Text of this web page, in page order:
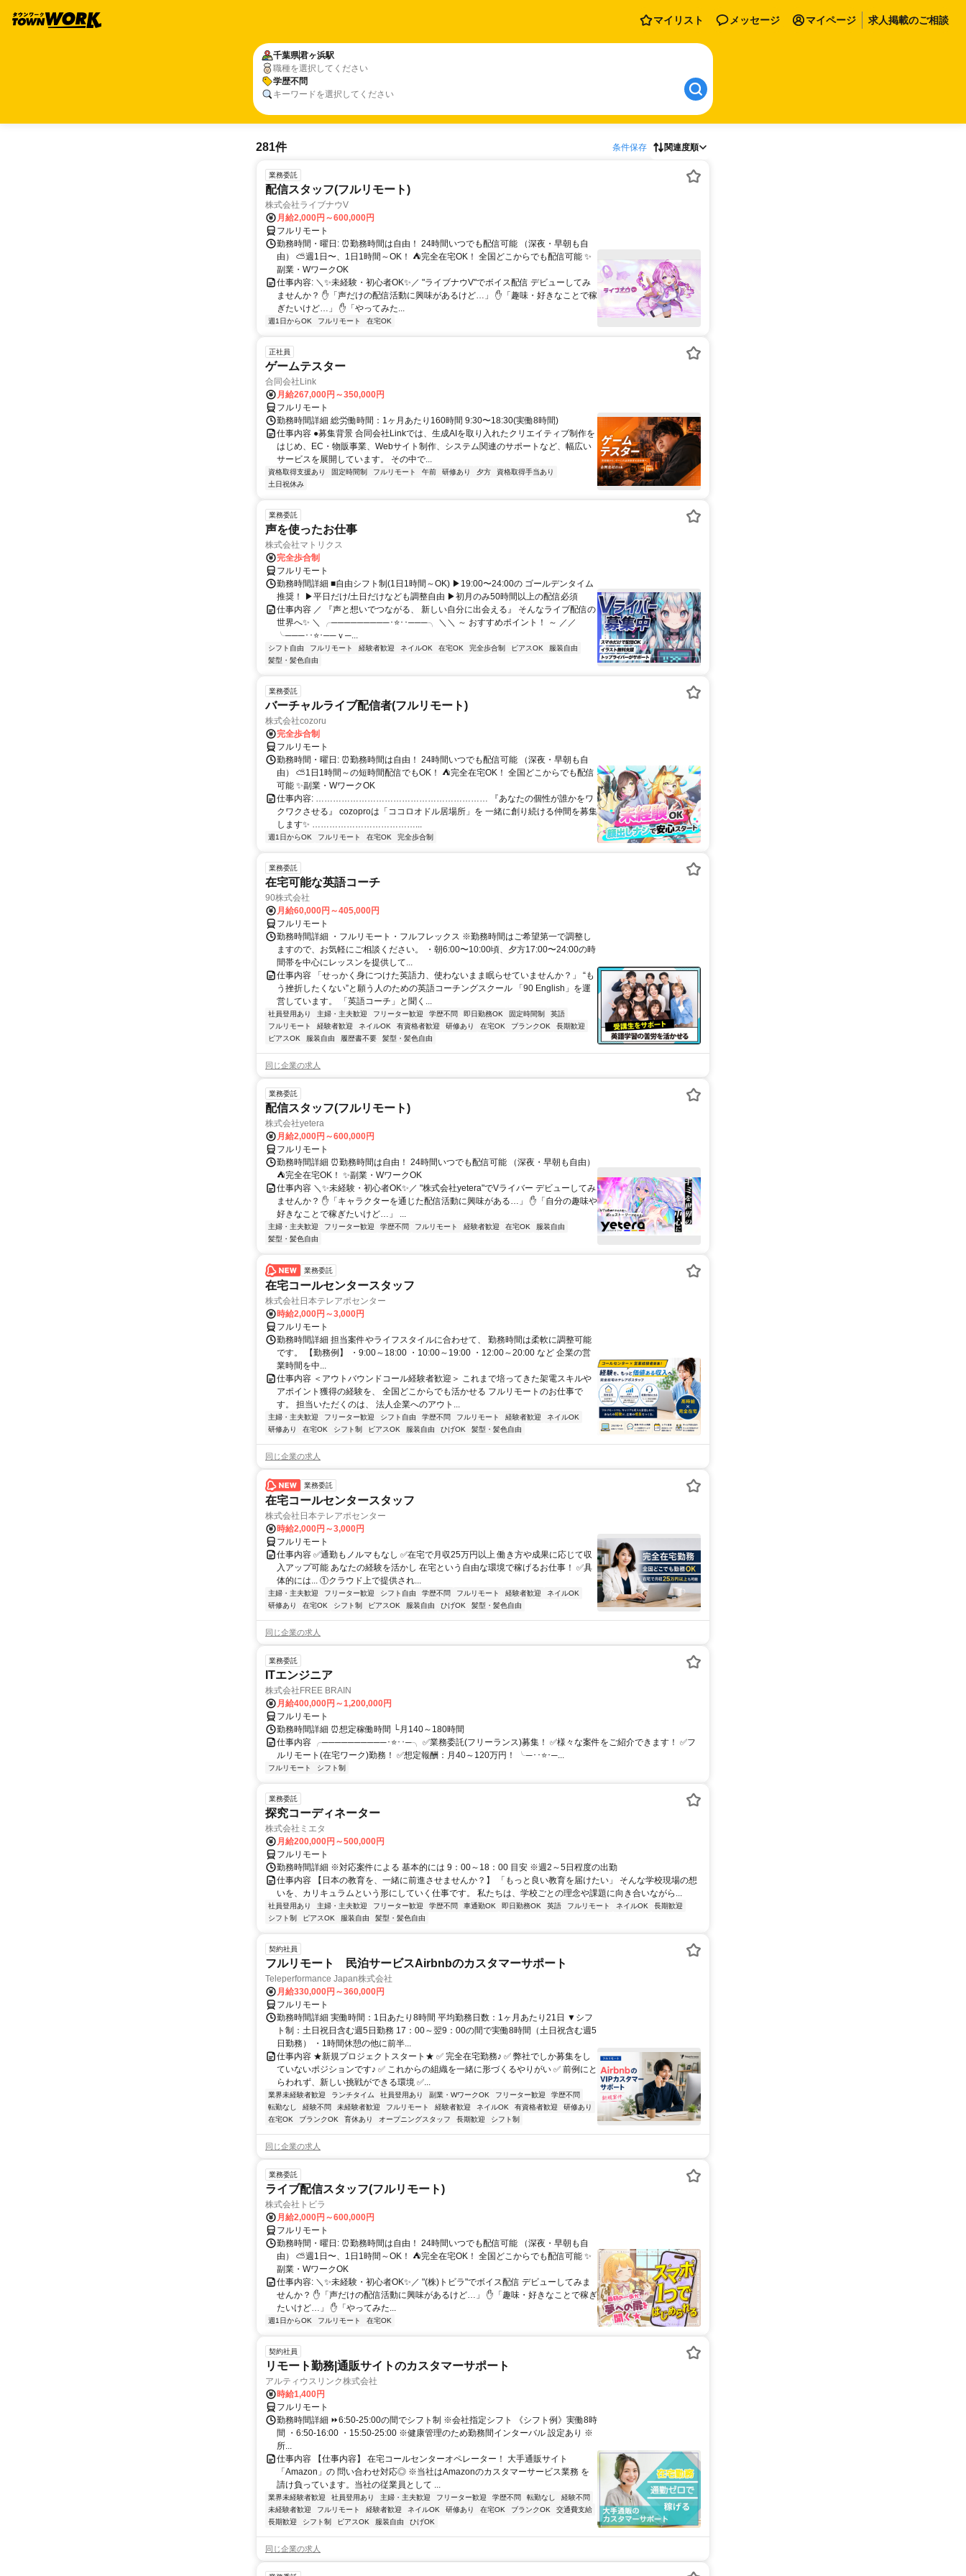
マイリスト メッセージ マイページ 求人掲載のご相談
千葉県君ヶ浜駅
職種を選択してください
学歴不問
キーワードを選択してください
281件 条件保存 関連度順
業務委託
配信スタッフ(フルリモート)
株式会社ライブナウV
月給2,000円～600,000円
フルリモート
勤務時間・曜日: ⏰勤務時間は自由！ 24時間いつでも配信可能 （深夜・早朝も自
由） ⛅週1日〜、1日1時間～OK！ ⛺完全在宅OK！ 全国どこからでも配信可能 ✨
副業・WワークOK
仕事内容: ＼✨未経験・初心者OK✨／ "ライブナウV"でボイス配信 デビューしてみ
ませんか？ ✋「声だけの配信活動に興味があるけど…」 ✋「趣味・好きなことで稼
ぎたいけど…」 ✋「やってみた...
週1日からOK フルリモート 在宅OK
正社員
ゲームテスター
合同会社Link
月給267,000円～350,000円
フルリモート
勤務時間詳細 総労働時間：1ヶ月あたり160時間 9:30〜18:30(実働8時間)
仕事内容 ●募集背景 合同会社Linkでは、生成AIを取り入れたクリエイティブ制作を
はじめ、EC・物販事業、Webサイト制作、システム関連のサポートなど、幅広い
サービスを展開しています。 その中で...
資格取得支援あり 固定時間制 フルリモート 午前 研修あり 夕方
資格取得手当あり
土日祝休み
業務委託
声を使ったお仕事
株式会社マトリクス
完全歩合制
フルリモート
勤務時間詳細 ■自由シフト制(1日1時間～OK) ▶19:00〜24:00の ゴールデンタイム
推奨！ ▶平日だけ/土日だけなども調整自由 ▶初月のみ50時間以上の配信必須
仕事内容 ／ 『声と想いでつながる、 新しい自分に出会える』 そんなライブ配信の
世界へ✨ ＼ ╭─────────･⭐･･───╮ ＼＼ ～ おすすめポイント！ ～ ／／
╰───･･⭐･──ｖ─...
シフト自由 フルリモート 経験者歓迎 ネイルOK 在宅OK 完全歩合制 ピアスOK
服装自由
髪型・髪色自由
業務委託
バーチャルライブ配信者(フルリモート)
株式会社cozoru
完全歩合制
フルリモート
勤務時間・曜日: ⏰勤務時間は自由！ 24時間いつでも配信可能 （深夜・早朝も自
由） ⛅1日1時間～の短時間配信でもOK！ ⛺完全在宅OK！ 全国どこからでも配信
可能 ✨副業・WワークOK
仕事内容: …………………………………………………… 『あなたの個性が誰かをワ
クワクさせる』 cozoproは「ココロオドル居場所」を 一緒に創り続ける仲間を募集
します✨ ………………………………...
週1日からOK フルリモート 在宅OK 完全歩合制
業務委託
在宅可能な英語コーチ
90株式会社
月給60,000円～405,000円
フルリモート
勤務時間詳細 ・フルリモート・フルフレックス ※勤務時間はご希望第一で調整し
ますので、お気軽にご相談ください。 ・朝6:00〜10:00頃、夕方17:00〜24:00の時
間帯を中心にレッスンを提供して...
仕事内容 「せっかく身につけた英語力、使わないまま眠らせていませんか？」 “も
う挫折したくない”と願う人のための英語コーチングスクール 「90 English」を運
営しています。 「英語コーチ」と聞く...
社員登用あり 主婦・主夫歓迎 フリーター歓迎 学歴不問 即日勤務OK 固定時間制
英語
フルリモート
経験者歓迎 ネイルOK 有資格者歓迎 研修あり 在宅OK ブランクOK
長期歓迎
ピアスOK
服装自由 履歴書不要 髪型・髪色自由
同じ企業の求人
業務委託
配信スタッフ(フルリモート)
株式会社yetera
月給2,000円～600,000円
フルリモート
勤務時間詳細 ⏰勤務時間は自由！ 24時間いつでも配信可能 （深夜・早朝も自由）
⛺完全在宅OK！ ✨副業・WワークOK
仕事内容 ＼✨未経験・初心者OK✨／ "株式会社yetera"でVライバー デビューしてみ
ませんか？ ✋「キャラクターを通じた配信活動に興味がある…」 ✋「自分の趣味や
好きなことで稼ぎたいけど…」 ...
主婦・主夫歓迎 フリーター歓迎 学歴不問 フルリモート 経験者歓迎 在宅OK
服装自由
髪型・髪色自由
業務委託
在宅コールセンタースタッフ
株式会社日本テレアポセンター
時給2,000円～3,000円
フルリモート
勤務時間詳細 担当案件やライフスタイルに合わせて、 勤務時間は柔軟に調整可能
です。 【勤務例】 ・9:00～18:00 ・10:00～19:00 ・12:00～20:00 など 企業の営
業時間を中...
仕事内容 ＜アウトバウンドコール経験者歓迎＞ これまで培ってきた架電スキルや
アポイント獲得の経験を、 全国どこからでも活かせる フルリモートのお仕事で
す。 担当いただくのは、 法人企業へのアウト...
主婦・主夫歓迎 フリーター歓迎 シフト自由 学歴不問 フルリモート 経験者歓迎
ネイルOK
研修あり
在宅OK シフト制 ピアスOK 服装自由 ひげOK 髪型・髪色自由
同じ企業の求人
業務委託
在宅コールセンタースタッフ
株式会社日本テレアポセンター
時給2,000円～3,000円
フルリモート
仕事内容 ✅通勤もノルマもなし ✅在宅で月収25万円以上 働き方や成果に応じて収
入アップ可能 あなたの経験を活かし 在宅という自由な環境で稼げるお仕事！ ✅具
体的には... ①クラウド上で提供され...
主婦・主夫歓迎 フリーター歓迎 シフト自由 学歴不問 フルリモート 経験者歓迎
ネイルOK
研修あり
在宅OK シフト制 ピアスOK 服装自由 ひげOK 髪型・髪色自由
同じ企業の求人
業務委託
ITエンジニア
株式会社FREE BRAIN
月給400,000円～1,200,000円
フルリモート
勤務時間詳細 ⏰想定稼働時間 └月140～180時間
仕事内容 ╭──────────･⭐･･─╮ ✅業務委託(フリーランス)募集！ ✅様々な案件をご紹介できます！ ✅フ
ルリモート(在宅ワーク)勤務！ ✅想定報酬：月40～120万円！ ╰─･･⭐･─...
フルリモート シフト制
業務委託
探究コーディネーター
株式会社ミエタ
月給200,000円～500,000円
フルリモート
勤務時間詳細 ※対応案件による 基本的には 9：00～18：00 目安 ※週2～5日程度の出勤
仕事内容 【日本の教育を、一緒に前進させませんか？】 「もっと良い教育を届けたい」 そんな学校現場の想
いを、カリキュラムという形にしていく仕事です。 私たちは、学校ごとの理念や課題に向き合いながら...
社員登用あり 主婦・主夫歓迎 フリーター歓迎 学歴不問 車通勤OK 即日勤務OK 英語 フルリモート ネイルOK
長期歓迎
シフト制
ピアスOK 服装自由 髪型・髪色自由
契約社員
フルリモート 民泊サービスAirbnbのカスタマーサポート
Teleperformance Japan株式会社
月給330,000円～360,000円
フルリモート
勤務時間詳細 実働時間：1日あたり8時間 平均勤務日数：1ヶ月あたり21日 ▼シフ
ト制：土日祝日含む週5日勤務 17：00～翌9：00の間で実働8時間（土日祝含む週5
日勤務） ・1時間休憩の他に前半...
仕事内容 ★新規プロジェクトスタート★ ✅ 完全在宅勤務♪ ✅ 弊社でしか募集をし
ていないポジションです♪ ✅ これからの組織を一緒に形づくるやりがい ✅ 前例にと
らわれず、新しい挑戦ができる環境 ✅...
業界未経験者歓迎 ランチタイム 社員登用あり 副業・WワークOK フリーター歓迎
学歴不問
転勤なし
経験不問 未経験者歓迎 フルリモート 経験者歓迎 ネイルOK 有資格者歓迎
研修あり
在宅OK
ブランクOK 育休あり オープニングスタッフ 長期歓迎 シフト制
同じ企業の求人
業務委託
ライブ配信スタッフ(フルリモート)
株式会社トビラ
月給2,000円～600,000円
フルリモート
勤務時間・曜日: ⏰勤務時間は自由！ 24時間いつでも配信可能 （深夜・早朝も自
由） ⛅週1日〜、1日1時間～OK！ ⛺完全在宅OK！ 全国どこからでも配信可能 ✨
副業・WワークOK
仕事内容: ＼✨未経験・初心者OK✨／ "(株)トビラ"でボイス配信 デビューしてみま
せんか？ ✋「声だけの配信活動に興味があるけど…」 ✋「趣味・好きなことで稼ぎ
たいけど…」 ✋「やってみた...
週1日からOK フルリモート 在宅OK
契約社員
リモート勤務|通販サイトのカスタマーサポート
アルティウスリンク株式会社
時給1,400円
フルリモート
勤務時間詳細 ⏩6:50-25:00の間でシフト制 ※会社指定シフト 《シフト例》実働8時
間 ・6:50-16:00 ・15:50-25:00 ※健康管理のため勤務間インターバル 設定あり ※
所...
仕事内容 【仕事内容】 在宅コールセンターオペレーター！ 大手通販サイト
「Amazon」の 問い合わせ対応◎ ※当社はAmazonのカスタマーサービス業務 を
請け負っています。当社の従業員として ...
業界未経験者歓迎 社員登用あり 主婦・主夫歓迎 フリーター歓迎 学歴不問 転勤なし
経験不問
未経験者歓迎
フルリモート 経験者歓迎 ネイルOK 研修あり 在宅OK ブランクOK
交通費支給
長期歓迎
シフト制 ピアスOK 服装自由 ひげOK
同じ企業の求人